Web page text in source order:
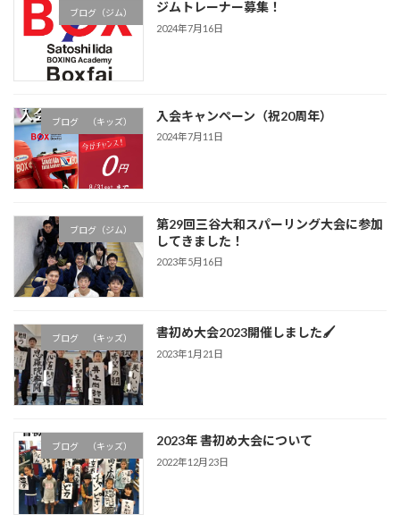
ブログ（ジム） ジムトレーナー募集！
2024年7月16日
ブログ （キッズ） 入会キャンペーン（祝20周年）
2024年7月11日
ブログ（ジム）
第29回三谷大和スパーリング大会に参加
してきました！
2023年5月16日
ブログ （キッズ） 書初め大会2023開催しました🖌
2023年1月21日
ブログ （キッズ） 2023年 書初め大会について
2022年12月23日